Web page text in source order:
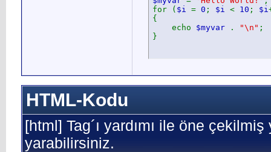
for ( $i = 0 ; $i < 10 ; $i
{
echo $myvar . "\n" ;
}
HTML-Kodu
[html] Tag´ı yardımı ile öne
yarabilirsiniz.